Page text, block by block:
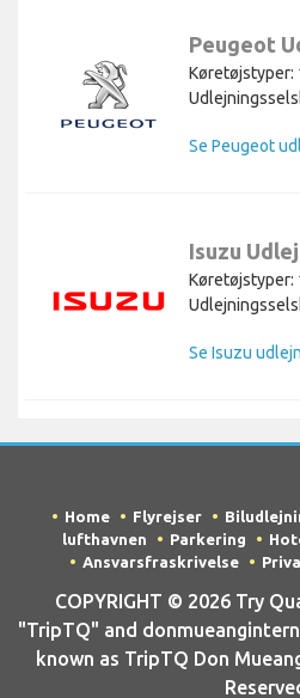
Peugeot
Køretøjstyper:
Se Peugeot
Isuzu
Køretøjstyper:
Se Isuzu
Home Flyrejser
lufthavnen
Parkering
Ansvarsfraskrivelse
COPYRIGHT © 2026 Try
"TripTQ" and
known as TripTQ Don